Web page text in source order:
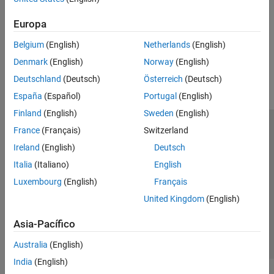
NXP FRDM-K64F Board
VEX EDR V5 Robot Brain
Prepare model for hardware connection
How useful was this information?
Europa
Belgium (English)
Denmark (English)
Deutschland (Deutsch)
España (Español)
Finland (English)
France (Français)
Ireland (English)
Italia (Italiano)
Luxembourg (English)
Netherlands(English)
Norway(English)
Österreich (Deutsch)
Portugal (English)
Sweden (English)
Switzerland
Deutsch
English
Français
United Kingdom(English)
Asia-Pacífico
Australia (English)
India (English)
Centro de confianza
Marcas comerciales
Política de privacidad
Estado de las aplicaciones
Información de contacto
© 1994-2026 The MathWorks, Inc.